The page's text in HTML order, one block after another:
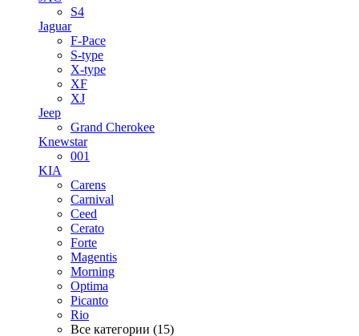
S4
Jaguar
F-Pace
S-type
X-type
XF
XJ
Jeep
Grand Cherokee
Knewstar
001
KIA
Carens
Carnival
Ceed
Cerato
Forte
Magentis
Morning
Optima
Picanto
Rio
Все категории (15)